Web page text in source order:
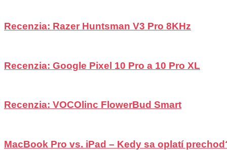
Recenzia: Razer Huntsman V3 Pro 8KHz
Recenzia: Google Pixel 10 Pro a 10 Pro XL
Recenzia: VOCOlinc FlowerBud Smart
MacBook Pro vs. iPad – Kedy sa oplatí